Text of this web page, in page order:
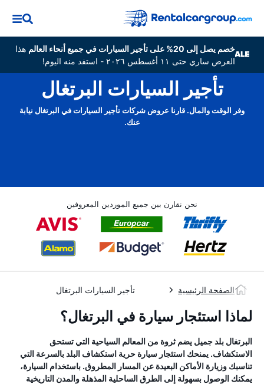
خصم يصل إلى 20% على تأجير السيارات في جميع أنحاء العالم
هذا
العرض ساري حتى ١١ أغسطس ٢٠٢٦ - استفد منه اليوم!
تأجير السيارات البرتغال
وفر الوقت والمال. قارنا عروض شركات تأجير السيارات في البرتغال نيابة
عنك.
نحن نقارن بين جميع الموردين المعروفين
الصفحة الرئيسية تأجير السيارات البرتغال
لماذا استئجار سيارة في البرتغال؟
البرتغال بلد جميل يضم ثروة من المعالم السياحية التي تستحق
الاستكشاف. يمنحك استئجار سيارة حرية استكشاف البلد بالسرعة التي
تناسبك وزيارة الأماكن البعيدة عن المسار المطروق. باستخدام السيارة،
يمكنك الوصول بسهولة إلى الطرق الساحلية المذهلة والمدن التاريخية